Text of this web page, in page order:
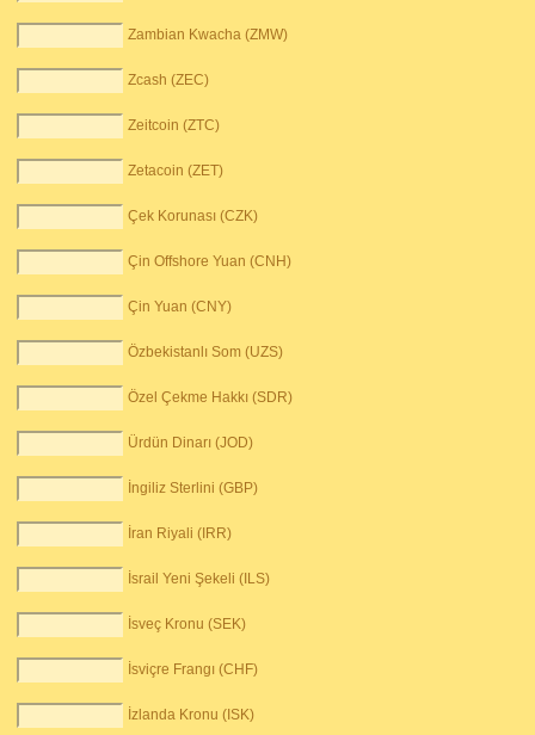
Zambian Kwacha (ZMW)
Zcash (ZEC)
Zeitcoin (ZTC)
Zetacoin (ZET)
Çek Korunası (CZK)
Çin Offshore Yuan (CNH)
Çin Yuan (CNY)
Özbekistanlı Som (UZS)
Özel Çekme Hakkı (SDR)
Ürdün Dinarı (JOD)
İngiliz Sterlini (GBP)
İran Riyali (IRR)
İsrail Yeni Şekeli (ILS)
İsveç Kronu (SEK)
İsviçre Frangı (CHF)
İzlanda Kronu (ISK)